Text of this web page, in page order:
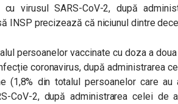
virusul SARS-CoV-2, după
INSP precizează că niciunul dintre
persoanelor vaccinate cu doza a
coronavirus, după administrarea
(1,8% din totalul persoanelor care
CoV-2, după administrarea celei